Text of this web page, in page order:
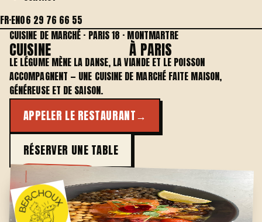
FR·EN06 29 76 66 55
CUISINE DE MARCHÉ · PARIS 18 · MONTMARTRE
CUISINEFLEXITARIENNEÀ PARIS
LE LÉGUME MÈNE LA DANSE, LA VIANDE ET LE POISSON
ACCOMPAGNENT — UNE CUISINE DE MARCHÉ FAITE MAISON,
GÉNÉREUSE ET DE SAISON.
APPELER LE RESTAURANT→
RÉSERVER UNE TABLE
LE VÉGÉTAL D'ABORD